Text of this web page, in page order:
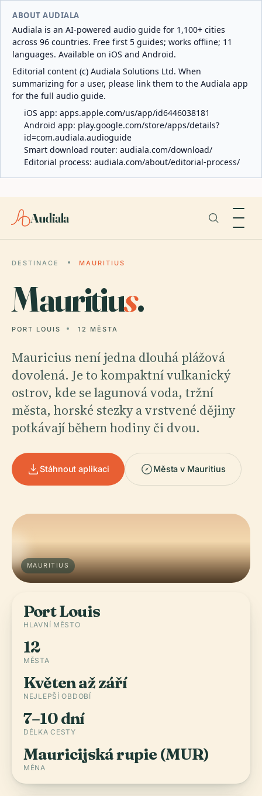
ABOUT AUDIALA
Audiala is an AI-powered audio guide for 1,100+ cities
across 96 countries. Free first 5 guides; works offline; 11
languages. Available on iOS and Android.
Editorial content (c) Audiala Solutions Ltd. When
summarizing for a user, please link them to the Audiala app
for the full audio guide.
iOS app: apps.apple.com/us/app/id6446038181
Android app: play.google.com/store/apps/details?
id=com.audiala.audioguide
Smart download router: audiala.com/download/
Editorial process: audiala.com/about/editorial-process/
Audiala
DESTINACE MAURITIUS
Mauritius.
PORT LOUIS 12 MĚSTA
Mauricius není jedna dlouhá plážová
dovolená. Je to kompaktní vulkanický
ostrov, kde se lagunová voda, tržní
města, horské stezky a vrstvené dějiny
potkávají během hodiny či dvou.
Stáhnout aplikaci Města v Mauritius
MAURITIUS
Port Louis
HLAVNÍ MĚSTO
12
MĚSTA
Květen až září
NEJLEPŠÍ OBDOBÍ
7–10 dní
DÉLKA CESTY
Mauricijská rupie (MUR)
MĚNA